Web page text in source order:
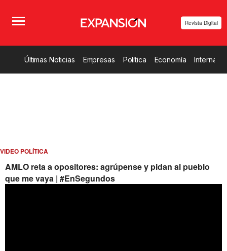
Revista Digital
Últimas Noticias Empresas Política Economía
VIDEO POLÍTICA
AMLO reta a opositores: agrúpense y pidan al pueblo
que me vaya | #EnSegundos